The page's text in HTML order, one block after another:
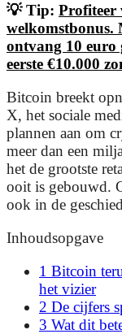
💡 Tip: Profiteer
welkomstbonus.
ontvang 10 euro
eerste €10.000
Bitcoin breekt
X, het sociale
plannen aan om
meer dan een
het de grootste
ooit is gebouwd.
ook in de
Inhoudsopgave
1 Bitcoin
het vizier
2 De cijfers
3 Wat dit